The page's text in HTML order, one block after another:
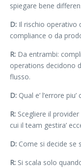
spiegare bene
D: Il rischio operativo
compliance o da
R: Da entrambi:
operations decidono
flusso.
D: Qual e’ l’errore
R: Scegliere il
cui il team gestira’
D: Come si decide se
R: Si scala solo